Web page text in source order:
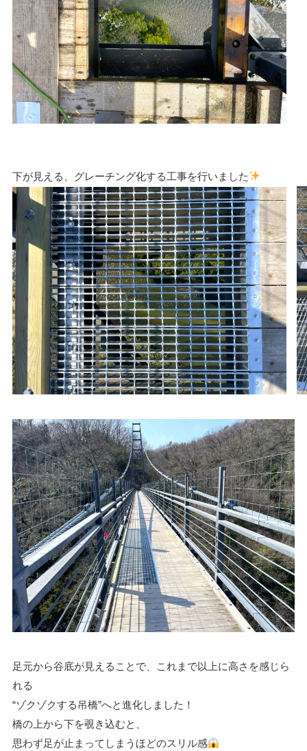
下が見える、グレーチング化する工事を行いました
足元から谷底が見えることで、これまで以上に高さを感じら
れる
“ゾクゾクする吊橋”へと進化しました！
橋の上から下を覗き込むと、
思わず足が止まってしまうほどのスリル感